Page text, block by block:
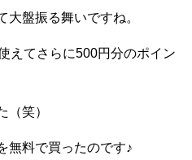
大盤振る舞いですね。
えてさらに500円分のポイン
（笑）
無料で買ったのです♪